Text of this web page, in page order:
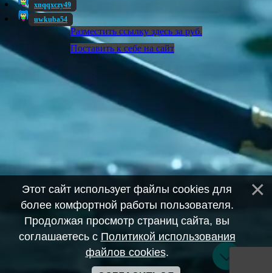
xnqqxczy49
uwkuba54
Разместить ссылку здесь за руб.
Поставить к себе на сайт
Этот сайт использует файлы cookies для
более комфортной работы пользователя.
Продолжая просмотр страниц сайта, вы
соглашаетесь с Политикой использования
файлов cookies.